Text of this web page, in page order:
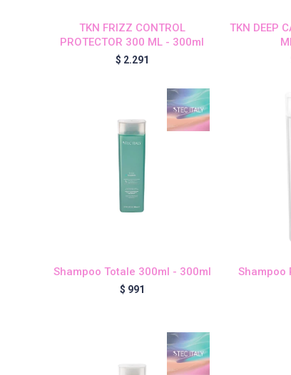
TKN FRIZZ CONTROL
PROTECTOR 300 ML - 300ml
$ 2.291
TKN DEEP
Shampoo Totale 300ml - 300ml
$ 991
Shampoo